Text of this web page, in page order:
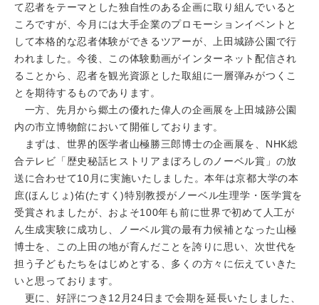
て忍者をテーマとした独自性のある企画に取り組んでいると
ころですが、今月には大手企業のプロモーションイベントと
して本格的な忍者体験ができるツアーが、上田城跡公園で行
われました。今後、この体験動画がインターネット配信され
ることから、忍者を観光資源とした取組に一層弾みがつくこ
とを期待するものであります。
一方、先月から郷土の優れた偉人の企画展を上田城跡公園
内の市立博物館において開催しております。
まずは、世界的医学者山極勝三郎博士の企画展を、NHK総
合テレビ「歴史秘話ヒストリアまぼろしのノーベル賞」の放
送に合わせて10月に実施いたしました。本年は京都大学の本
庶(ほんじょ)佑(たすく)特別教授がノーベル生理学・医学賞を
受賞されましたが、およそ100年も前に世界で初めて人工が
ん生成実験に成功し、ノーベル賞の最有力候補となった山極
博士を、この上田の地が育んだことを誇りに思い、次世代を
担う子どもたちをはじめとする、多くの方々に伝えていきた
いと思っております。
更に、好評につき12月24日まで会期を延長いたしました、